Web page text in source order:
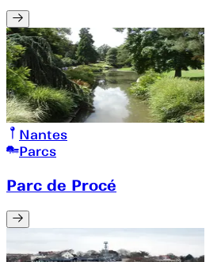
Nantes
Parcs
Parc de Procé